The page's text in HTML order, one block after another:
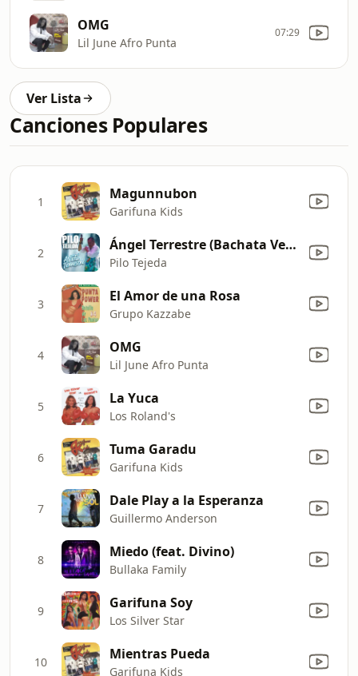
OMG
Lil June Afro Punta
07:29
Ver Lista
Canciones Populares
1 Magunnubon
Garifuna Kids
2 Ángel Terrestre (Bachata Version)
Pilo Tejeda
3 El Amor de una Rosa
Grupo Kazzabe
4 OMG
Lil June Afro Punta
5 La Yuca
Los Roland's
6 Tuma Garadu
Garifuna Kids
7 Dale Play a la Esperanza
Guillermo Anderson
8 Miedo (feat. Divino)
Bullaka Family
9 Garifuna Soy
Los Silver Star
10 Mientras Pueda
Garifuna Kids